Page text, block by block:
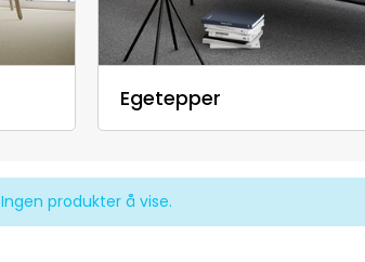
Egetepper
Ingen produkter å vise.